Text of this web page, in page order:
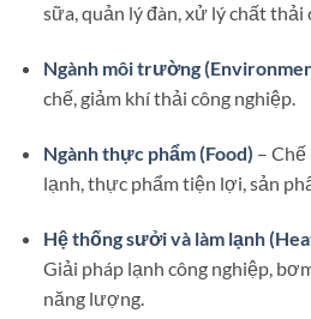
sữa, quản lý đàn, xử lý chất thải
Ngành môi trường
chế, giảm khí thải công nghiệp.
Ngành thực phẩm (Food) –
lạnh, thực phẩm tiện lợi, sản
Hệ thống sưởi và làm lạnh
Giải pháp lạnh công nghiệp,
năng lượng.